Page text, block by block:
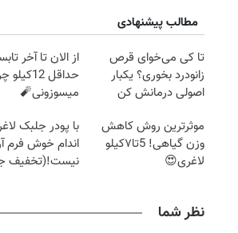
مطالب پیشنهادی
تا کی می‌خوای قرص
زانودرد بخوری؟ یکبار
اصولی درمانش کن
از الان تا آخر
حداقل
میسوزونی🧨
موثرترین روش کاهش
وزن گیاهی! 5تا۷کیلو
لاغری😍
با پودر جلبک
اندام خوش فرم
نیست!(تخفیف
نظر شما
روزنامه‌های ورزشی پنج‌شنبه ۱۵ مرداد ۱۴۰۵